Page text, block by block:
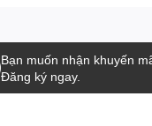
Bạn muốn nhận khuyến
Đăng ký ngay.